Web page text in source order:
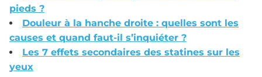
pieds ?
Douleur à la hanche droite : quelles sont les
causes et quand faut-il s’inquiéter ?
Les 7 effets secondaires des statines sur les
yeux